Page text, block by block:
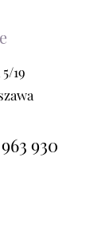
19
930